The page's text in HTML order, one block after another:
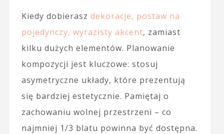
Kiedy dobierasz dekoracje, postaw na
pojedynczy, wyrazisty akcent, zamiast
kilku dużych elementów. Planowanie
kompozycji jest kluczowe: stosuj
asymetryczne układy, które prezentują
się bardziej estetycznie. Pamiętaj o
zachowaniu wolnej przestrzeni – co
najmniej 1/3 blatu powinna być dostępna.